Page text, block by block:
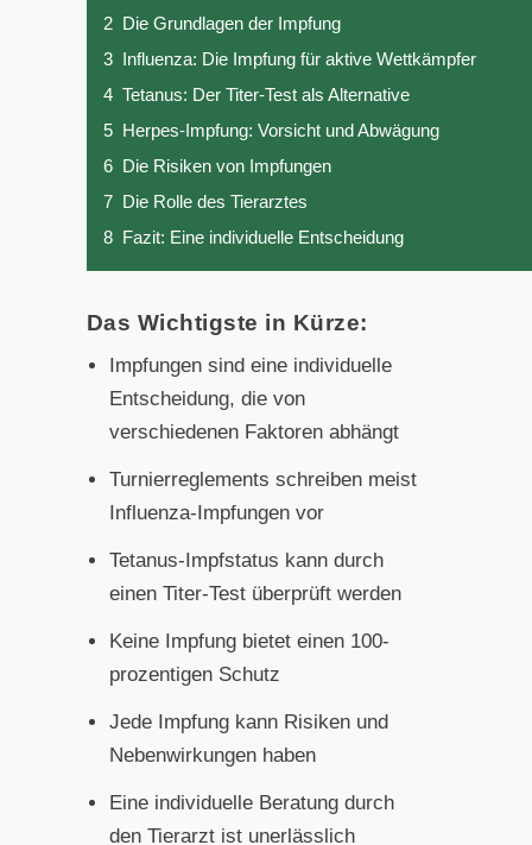
2 Die Grundlagen der Impfung
3 Influenza: Die Impfung für aktive Wettkämpfer
4 Tetanus: Der Titer-Test als Alternative
5 Herpes-Impfung: Vorsicht und Abwägung
6 Die Risiken von Impfungen
7 Die Rolle des Tierarztes
8 Fazit: Eine individuelle Entscheidung
Das Wichtigste in Kürze:
Impfungen sind eine individuelle
Entscheidung, die von
verschiedenen Faktoren abhängt
Turnierreglements schreiben meist
Influenza-Impfungen vor
Tetanus-Impfstatus kann durch
einen Titer-Test überprüft werden
Keine Impfung bietet einen 100-
prozentigen Schutz
Jede Impfung kann Risiken und
Nebenwirkungen haben
Eine individuelle Beratung durch
den Tierarzt ist unerlässlich